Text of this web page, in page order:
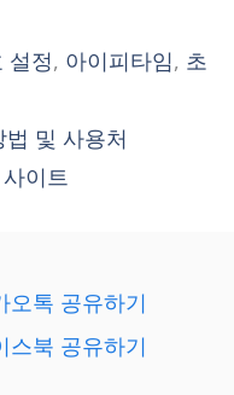
설정, 아이피타임, 초
및 사용처
이트